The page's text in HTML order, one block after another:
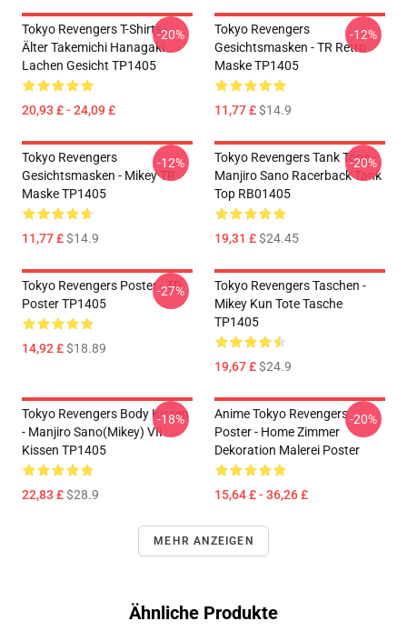
Tokyo Revengers T-Shirts -
Älter Takemichi Hanagaki
Lachen Gesicht TP1405
20,93 £ - 24,09 £
-20%
Tokyo Revengers
Gesichtsmasken - TR Retro
Maske TP1405
11,77 £$14.9
-12%
Tokyo Revengers
Gesichtsmasken - Mikey TR
Maske TP1405
11,77 £$14.9
-12%
Tokyo Revengers Tank Tops -
Manjiro Sano Racerback Tank
Top RB01405
19,31 £$24.45
-20%
Tokyo Revengers Poster - TR
Poster TP1405
14,92 £$18.89
-27%
Tokyo Revengers Taschen -
Mikey Kun Tote Tasche
TP1405
19,67 £$24.9
Tokyo Revengers Body Kissen
- Manjiro Sano(Mikey) VII
Kissen TP1405
22,83 £$28.9
-18%
Anime Tokyo Revengers
Poster - Home Zimmer
Dekoration Malerei Poster
15,64 £ - 36,26 £
-20%
MEHR ANZEIGEN
Ähnliche Produkte